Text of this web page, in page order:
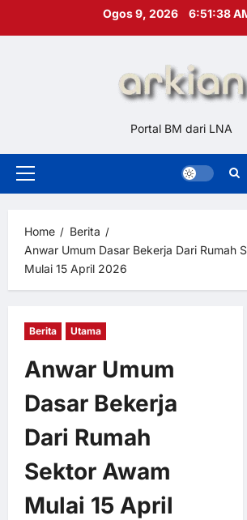
Ogos 9, 2026 6:51:39
Portal BM dari LNA
Primary
Home
Berita
Anwar Umum Dasar Bekerja Dari Rumah
Mulai 15 April 2026
Berita Utama
Anwar Umum
Dasar Bekerja
Dari Rumah
Sektor Awam
Mulai 15 April